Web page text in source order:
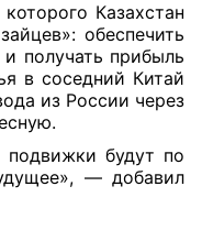
Казахстан
обеспечить
получать прибыль
в соседний Китай
из России через
будут по
— добавил